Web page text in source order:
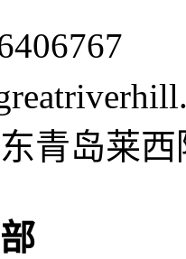
青岛莱